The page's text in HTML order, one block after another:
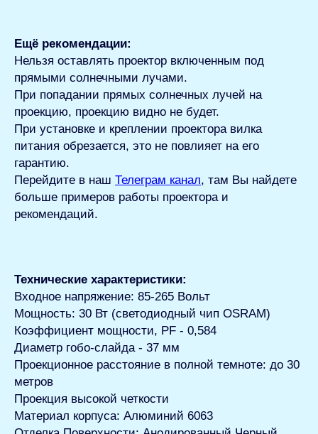
Ещё рекомендации:
Нельзя оставлять проектор включенным под
прямыми солнечными лучами.
При попадании прямых солнечных лучей на
проекцию, проекцию видно не будет.
При установке и креплении проектора вилка
питания обрезается, это не повлияет на его
гарантию.
Перейдите в наш Телеграм канал, там Вы найдете
больше примеров работы проектора и
рекомендаций.
Технические характеристики:
Входное напряжение: 85-265 Вольт
Мощность: 30 Вт (светодиодный чип OSRAM)
Коэффициент мощности, PF - 0,584
Диаметр гобо-слайда - 37 мм
Проекционное расстояние в полной темноте: до 30
метров
Проекция высокой четкости
Материал корпуса: Алюминий 6063